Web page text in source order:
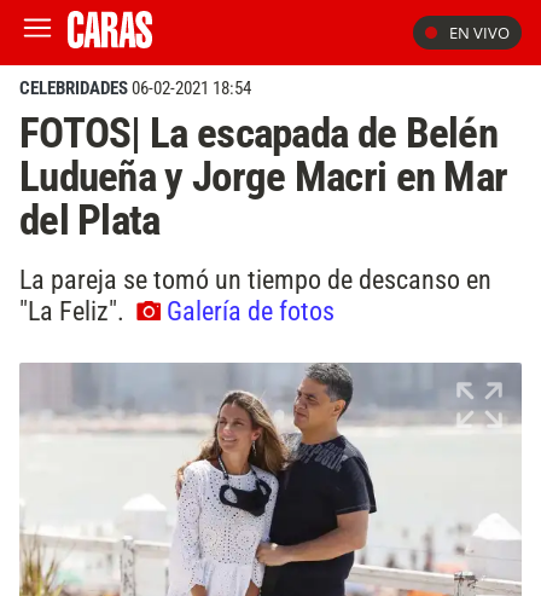
EN VIVO
CELEBRIDADES06-02-2021 18:54
FOTOS| La escapada de Belén
Ludueña y Jorge Macri en Mar
del Plata
La pareja se tomó un tiempo de descanso en
"La Feliz".
Galería de fotos